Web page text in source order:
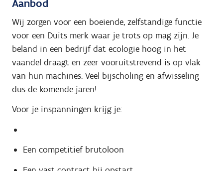
Aanbod
Wij zorgen voor een boeiende, zelfstandige functie
voor een Duits merk waar je trots op mag zijn. Je
beland in een bedrijf dat ecologie hoog in het
vaandel draagt en zeer vooruitstrevend is op vlak
van hun machines. Veel bijscholing en afwisseling
dus de komende jaren!
Voor je inspanningen krijg je:
Een competitief brutoloon